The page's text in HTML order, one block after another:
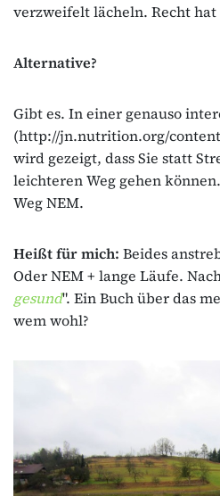
verzweifelt lächeln. Recht hat
Alternative?
Gibt es. In einer genauso
(http://jn.nutrition.org/
wird gezeigt, dass Sie statt
leichteren Weg gehen
Weg NEM.
Heißt für mich: Beides
Oder NEM + lange Läufe.
gesund". Ein Buch über das
wem wohl?